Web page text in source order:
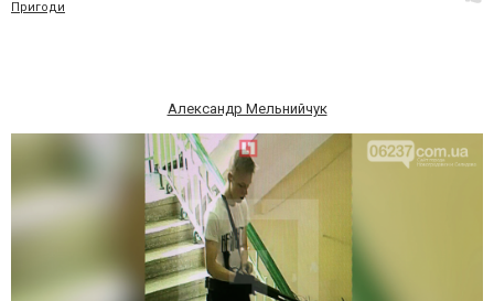
Пригоди
Александр Мельнийчук